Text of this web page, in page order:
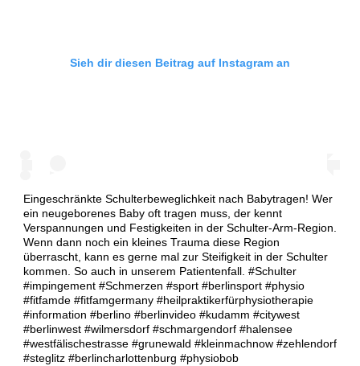
Sieh dir diesen Beitrag auf Instagram an
Eingeschränkte Schulterbeweglichkeit nach Babytragen! Wer
ein neugeborenes Baby oft tragen muss, der kennt
Verspannungen und Festigkeiten in der Schulter-Arm-Region.
Wenn dann noch ein kleines Trauma diese Region
überrascht, kann es gerne mal zur Steifigkeit in der Schulter
kommen. So auch in unserem Patientenfall. #Schulter
#impingement #Schmerzen #sport #berlinsport #physio
#fitfamde #fitfamgermany #heilpraktikerfürphysiotherapie
#information #berlino #berlinvideo #kudamm #citywest
#berlinwest #wilmersdorf #schmargendorf #halensee
#westfälischestrasse #grunewald #kleinmachnow #zehlendorf
#steglitz #berlincharlottenburg #physiobob